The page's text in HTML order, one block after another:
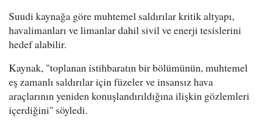
Suudi kaynağa göre muhtemel saldırılar kritik altyapı,
havalimanları ve limanlar dahil sivil ve enerji tesislerini
hedef alabilir.
Kaynak, "toplanan istihbaratın bir bölümünün, muhtemel
eş zamanlı saldırılar için füzeler ve insansız hava
araçlarının yeniden konuşlandırıldığına ilişkin gözlemleri
içerdiğini" söyledi.